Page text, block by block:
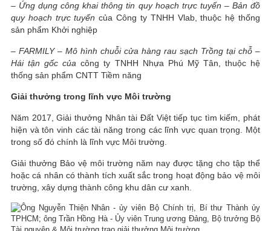
– Ứng dụng công khai thông tin quy hoạch trực tuyến – Bản đồ
quy hoạch trực tuyến của Công ty TNHH Vlab, thuộc hệ thống
sản phẩm Khởi nghiệp
– FARMILY – Mô hình chuỗi cửa hàng rau sạch Trồng tại chỗ –
Hái tận gốc củacông ty TNHH Nhựa Phú Mỹ Tân, thuộc hệ
thống sản phẩm CNTT Tiềm năng
Giải thưởng trong lĩnh vực Môi trường
Năm 2017, Giải thưởng Nhân tài Đất Việt tiếp tục tìm kiếm, phát
hiện và tôn vinh các tài năng trong các lĩnh vực quan trọng. Một
trong số đó chính là lĩnh vực Môi trường.
Giải thưởng Bảo vệ môi trường năm nay được tặng cho tập thể
hoặc cá nhân có thành tích xuất sắc trong hoạt động bảo vệ môi
trường, xây dựng thành công khu dân cư xanh.